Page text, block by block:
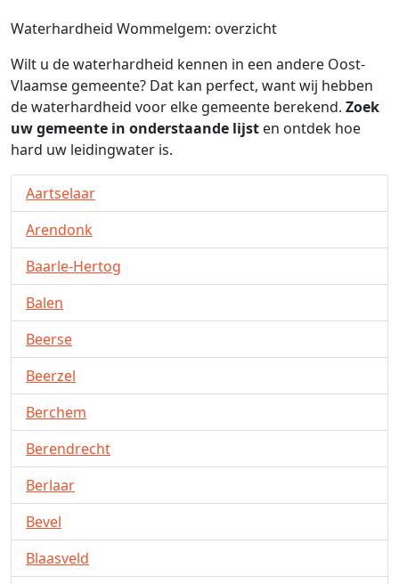
Waterhardheid Wommelgem: overzicht
Wilt u de waterhardheid kennen in een andere Oost-
Vlaamse gemeente? Dat kan perfect, want wij hebben
de waterhardheid voor elke gemeente berekend. Zoek
uw gemeente in onderstaande lijst en ontdek hoe
hard uw leidingwater is.
Aartselaar
Arendonk
Baarle-Hertog
Balen
Beerse
Beerzel
Berchem
Berendrecht
Berlaar
Bevel
Blaasveld